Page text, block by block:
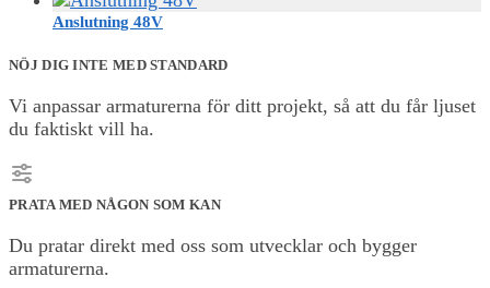
Anslutning 48V
NÖJ DIG INTE MED STANDARD
Vi anpassar armaturerna för ditt projekt, så att du får ljuset
du faktiskt vill ha.
PRATA MED NÅGON SOM KAN
Du pratar direkt med oss som utvecklar och bygger
armaturerna.